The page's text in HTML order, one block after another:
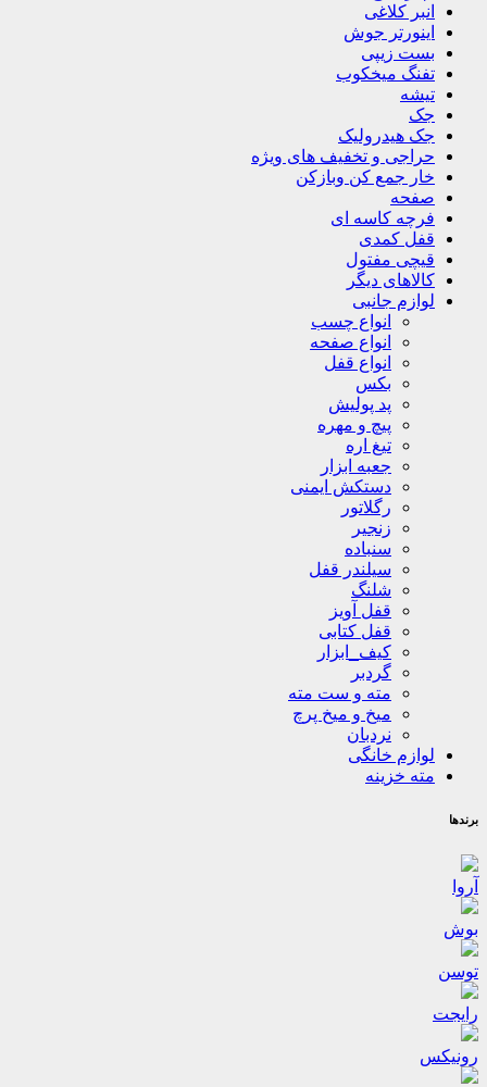
انبر کلاغی
اینورتر جوش
بست زیپی
تفنگ میخکوب
تیشه
جک
جک هیدرولیک
حراجی و تخفیف های ویژه
خار جمع کن وبازکن
صفحه
فرچه کاسه ای
قفل کمدی
قیچی مفتول
کالاهای دیگر
لوازم جانبی
انواع چسب
انواع صفحه
انواع قفل
بکس
پد پولیش
پیچ و مهره
تیغ اره
جعبه ابزار
دستکش ایمنی
رگلاتور
زنجیر
سنباده
سیلندر قفل
شلنگ
قفل آویز
قفل کتابی
کیف_ابزار
گردبر
مته و ست مته
میخ و میخ پرچ
نردبان
لوازم خانگی
مته خزینه
برندها
آروا
بوش
توسن
رایجت
رونیکس